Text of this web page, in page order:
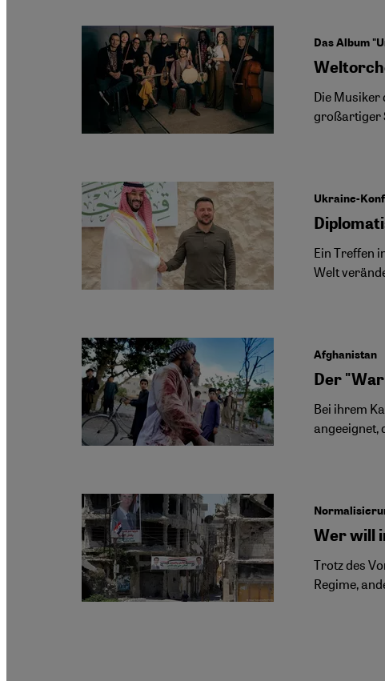
Das Album
Die Musiker
großartiger
Ukraine-
Ein Treffen
Welt
Afghanistan
Der
Bei ihrem
angeeignet,
Wer will
Trotz des
Regime,